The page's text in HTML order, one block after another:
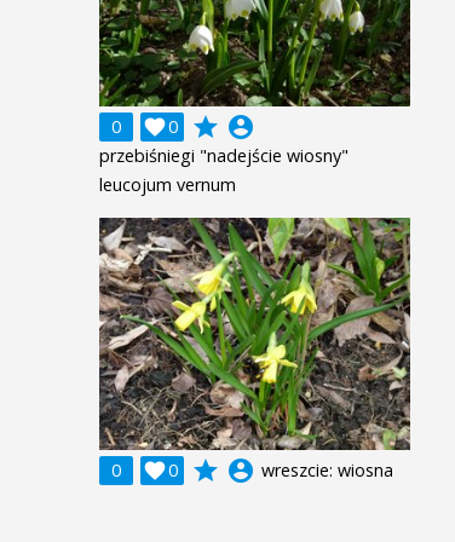
0 0
 grade account_circle
przebiśniegi "nadejście wiosny"
leucojum vernum
0 0
 grade account_circle wreszcie: wiosna